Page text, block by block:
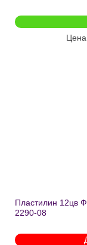
Пластилин 12цв
2290-08